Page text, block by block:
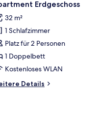
8 Erdgeschoss
32 m²
1 Schlafzimmer
Platz für 2 Personen
1 Doppelbett
Kostenloses WLAN
Details